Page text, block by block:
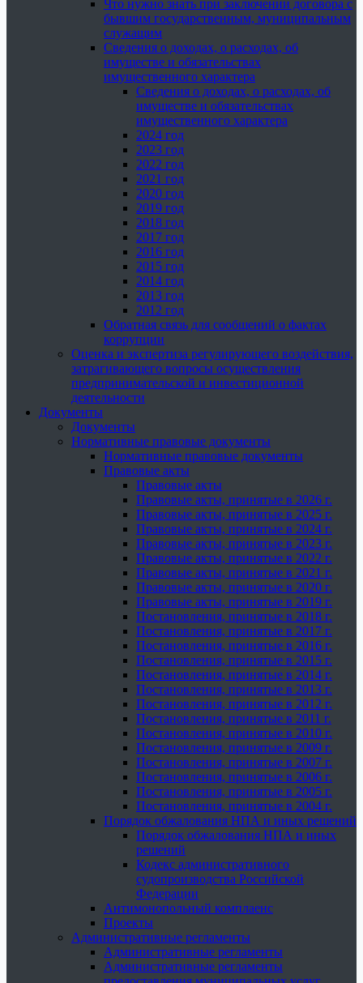
Что нужно знать при заключении договора с
бывшим государственным, муниципальным
служащим
Сведения о доходах, о расходах, об
имуществе и обязательствах
имущественного характера
Сведения о доходах, о расходах, об
имуществе и обязательствах
имущественного характера
2024 год
2023 год
2022 год
2021 год
2020 год
2019 год
2018 год
2017 год
2016 год
2015 год
2014 год
2013 год
2012 год
Обратная связь для сообщений о фактах
коррупции
Оценка и экспертиза регулирующего воздействия,
затрагивающего вопросы осуществления
предпринимательской и инвестиционной
деятельности
Документы
Документы
Нормативные правовые документы
Нормативные правовые документы
Правовые акты
Правовые акты
Правовые акты, принятые в 2026 г.
Правовые акты, принятые в 2025 г.
Правовые акты, принятые в 2024 г.
Правовые акты, принятые в 2023 г.
Правовые акты, принятые в 2022 г.
Правовые акты, принятые в 2021 г.
Правовые акты, принятые в 2020 г.
Правовые акты, принятые в 2019 г.
Постановления, принятые в 2018 г.
Постановления, принятые в 2017 г.
Постановления, принятые в 2016 г.
Постановления, принятые в 2015 г.
Постановления, принятые в 2014 г.
Постановления, принятые в 2013 г.
Постановления, принятые в 2012 г.
Постановления, принятые в 2011 г.
Постановления, принятые в 2010 г.
Постановления, принятые в 2009 г.
Постановления, принятые в 2007 г.
Постановления, принятые в 2006 г.
Постановления, принятые в 2005 г.
Постановления, принятые в 2004 г.
Порядок обжалования НПА и иных решений
Порядок обжалования НПА и иных
решений
Кодекс административного
судопроизводства Российской
Федерации
Антимонопольный комплаенс
Проекты
Административные регламенты
Административные регламенты
Административные регламенты